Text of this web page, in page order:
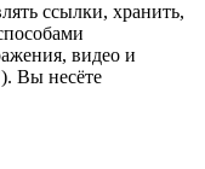
ссылки, хранить,
видео и
Вы несёте